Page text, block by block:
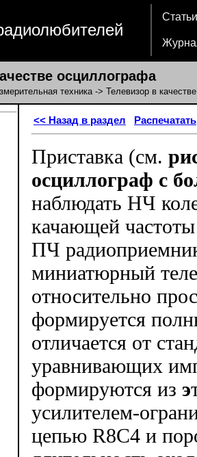
Статьи
осциллографа
техника-> Телевизор в
<< Назад в раздел Распечатать
Приставка (см.
осциллограф с
наблюдать НЧ
качающей
ПЧ
миниатюрный
относительно
формируется
отличается от
уравнивающих
формируются из э
усилителем-
цепью R8C4 и